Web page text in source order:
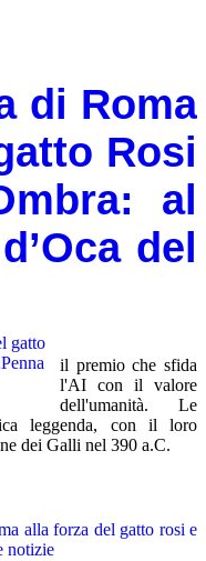
di Roma
Rosi
al
del
il premio che sfida
l'AI con il valore
dell'umanità. Le
leggenda, con il loro
dei Galli nel 390 a.C.
alla forza del gatto rosi e
notizie